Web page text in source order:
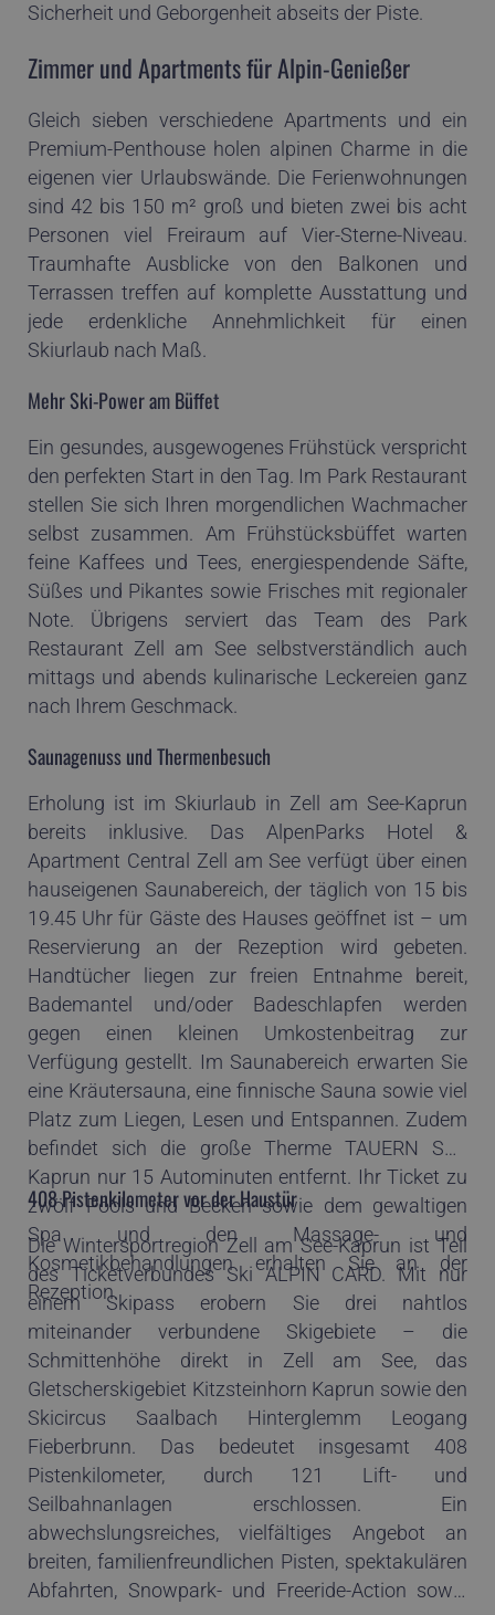
Sicherheit und Geborgenheit abseits der Piste.
Zimmer und Apartments für Alpin-Genießer
Gleich sieben verschiedene Apartments und ein
Premium-Penthouse holen alpinen Charme in die
eigenen vier Urlaubswände. Die Ferienwohnungen
sind 42 bis 150 m² groß und bieten zwei bis acht
Personen viel Freiraum auf Vier-Sterne-Niveau.
Traumhafte Ausblicke von den Balkonen und
Terrassen treffen auf komplette Ausstattung und
jede erdenkliche Annehmlichkeit für einen
Skiurlaub nach Maß.
Mehr Ski-Power am Büffet
Ein gesundes, ausgewogenes Frühstück verspricht
den perfekten Start in den Tag. Im Park Restaurant
stellen Sie sich Ihren morgendlichen Wachmacher
selbst zusammen. Am Frühstücksbüffet warten
feine Kaffees und Tees, energiespendende Säfte,
Süßes und Pikantes sowie Frisches mit regionaler
Note. Übrigens serviert das Team des Park
Restaurant Zell am See selbstverständlich auch
mittags und abends kulinarische Leckereien ganz
nach Ihrem Geschmack.
Saunagenuss und Thermenbesuch
Erholung ist im Skiurlaub in Zell am See-Kaprun
bereits inklusive. Das AlpenParks Hotel &
Apartment Central Zell am See verfügt über einen
hauseigenen Saunabereich, der täglich von 15 bis
19.45 Uhr für Gäste des Hauses geöffnet ist – um
Reservierung an der Rezeption wird gebeten.
Handtücher liegen zur freien Entnahme bereit,
Bademantel und/oder Badeschlapfen werden
gegen einen kleinen Umkostenbeitrag zur
Verfügung gestellt. Im Saunabereich erwarten Sie
eine Kräutersauna, eine finnische Sauna sowie viel
Platz zum Liegen, Lesen und Entspannen. Zudem
befindet sich die große Therme TAUERN SPA
Kaprun nur 15 Autominuten entfernt. Ihr Ticket zu
zwölf Pools und Becken sowie dem gewaltigen
Spa und den Massage- und
Kosmetikbehandlungen erhalten Sie an der
Rezeption.
408 Pistenkilometer vor der Haustür
Die Wintersportregion Zell am See-Kaprun ist Teil
des Ticketverbundes Ski ALPIN CARD. Mit nur
einem Skipass erobern Sie drei nahtlos
miteinander verbundene Skigebiete – die
Schmittenhöhe direkt in Zell am See, das
Gletscherskigebiet Kitzsteinhorn Kaprun sowie den
Skicircus Saalbach Hinterglemm Leogang
Fieberbrunn. Das bedeutet insgesamt 408
Pistenkilometer, durch 121 Lift- und
Seilbahnanlagen erschlossen. Ein
abwechslungsreiches, vielfältiges Angebot an
breiten, familienfreundlichen Pisten, spektakulären
Abfahrten, Snowpark- und Freeride-Action sowie